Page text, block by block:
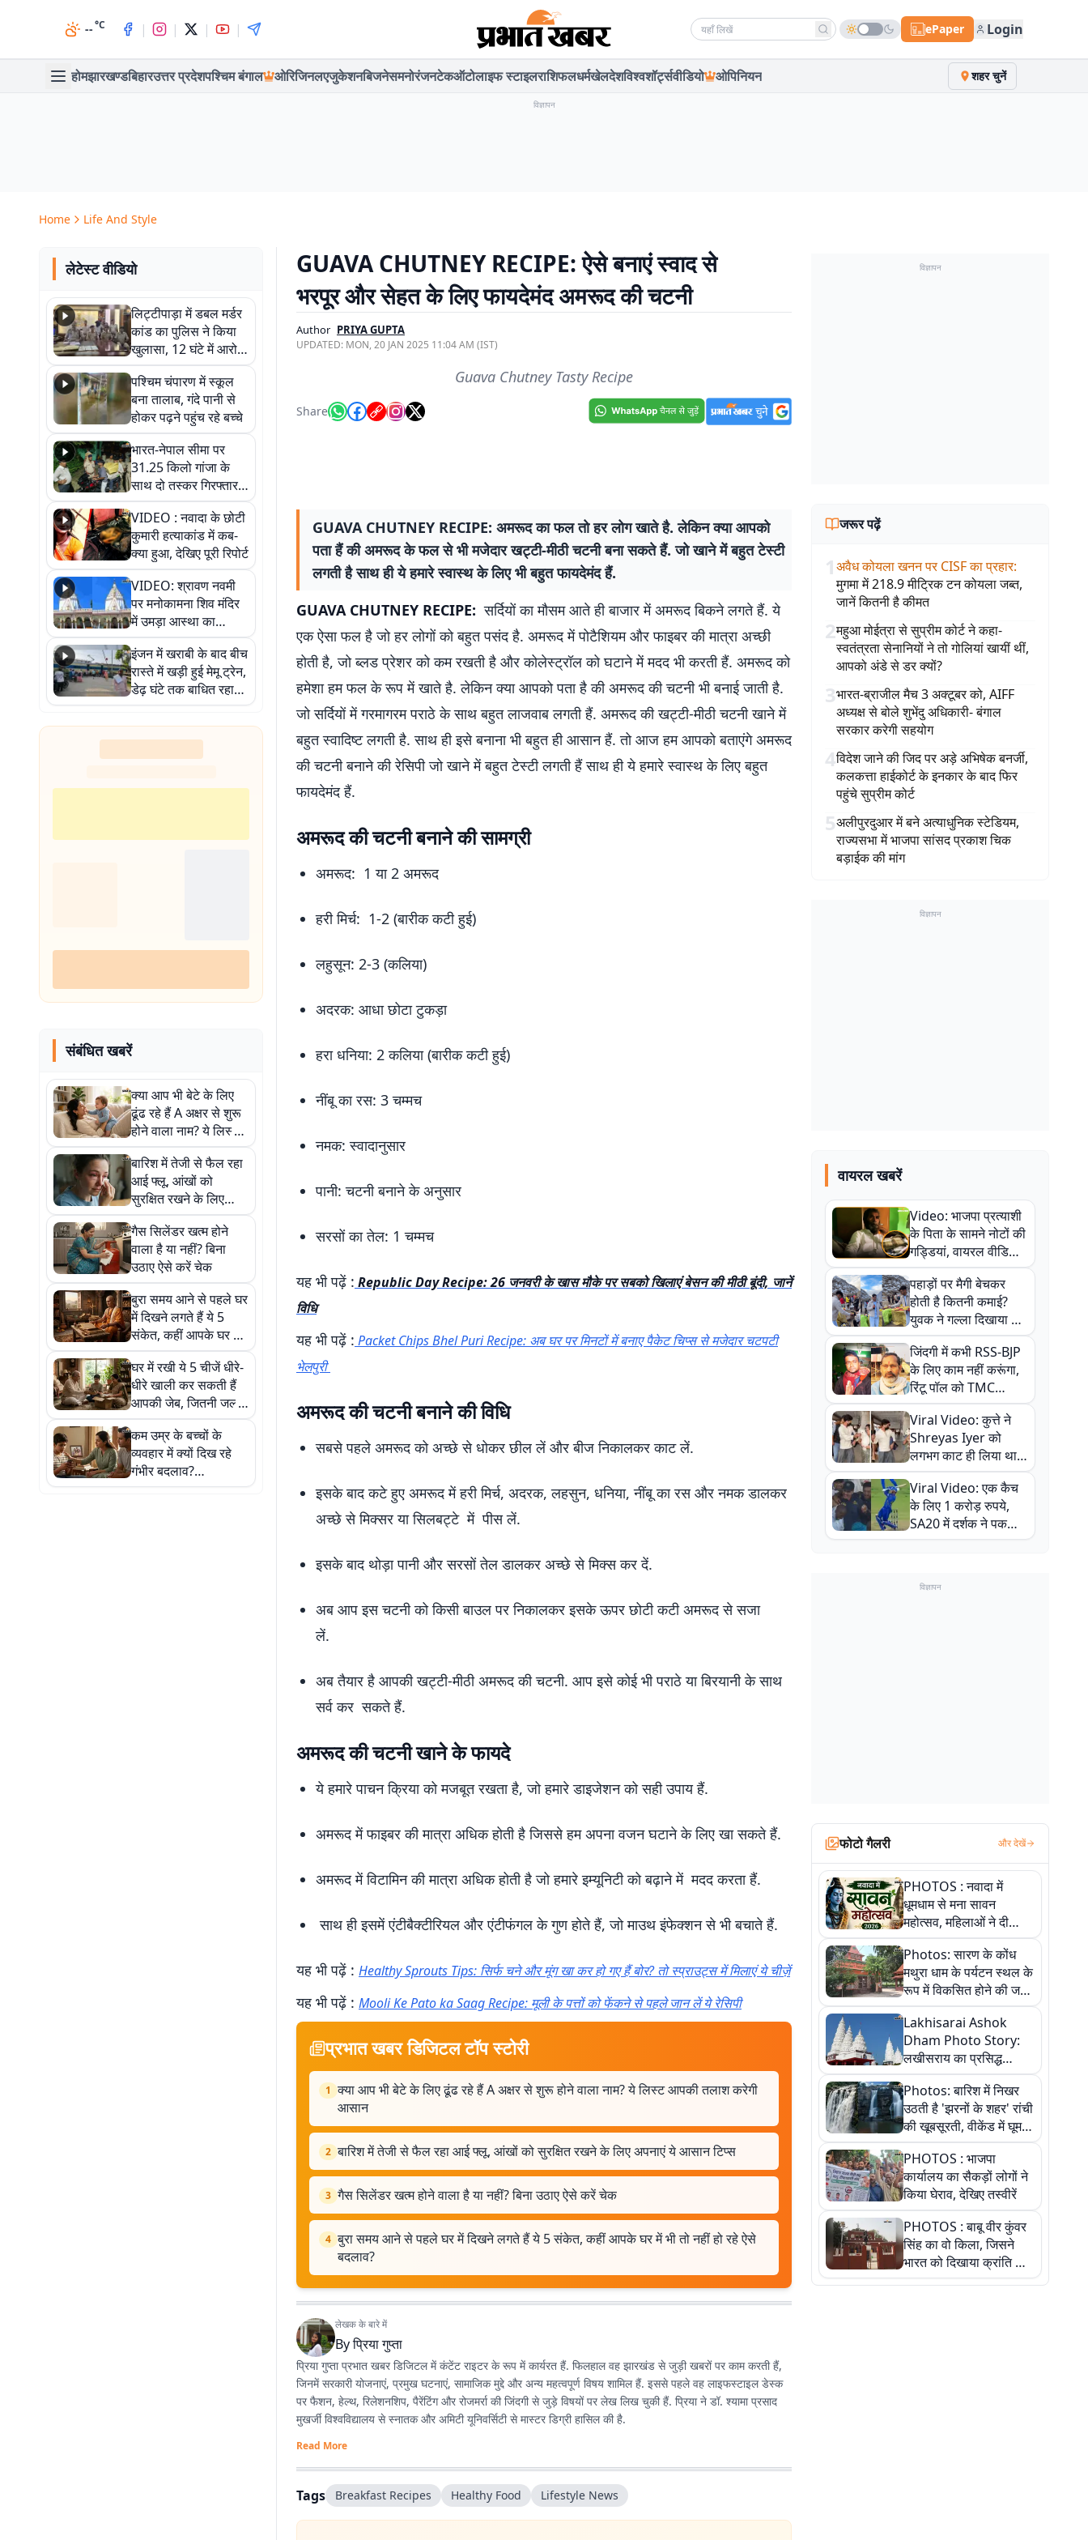
--°C | | | | Search news ePaper Login
होमझारखण्डबिहारउत्तर प्रदेशपश्चिम बंगाल ओरिजिनलएजुकेशनबिजनेसमनोरंजनटेकऑटोलाइफ स्टाइलराशिफलधर्मखेलदेशविश्वशॉर्ट्सवीडियो ओपिनियन शहर चुनें
विज्ञापन
Home Life And Style
लेटेस्ट वीडियो
लिट्टीपाड़ा में डबल मर्डर
कांड का पुलिस ने किया
खुलासा, 12 घंटे में आरोपी
गिरफ्तार
पश्चिम चंपारण में स्कूल
बना तालाब, गंदे पानी से
होकर पढ़ने पहुंच रहे बच्चे
भारत-नेपाल सीमा पर
31.25 किलो गांजा के
साथ दो तस्कर गिरफ्तार,
नेपाली नंबर की बाइक
जब्त
VIDEO : नवादा के छोटी
कुमारी हत्याकांड में कब-
क्या हुआ, देखिए पूरी रिपोर्ट
VIDEO: श्रावण नवमी
पर मनोकामना शिव मंदिर
में उमड़ा आस्था का
सैलाब, हर-हर महादेव के
जयघोष से गूंजा परिसर
इंजन में खराबी के बाद बीच
रास्ते में खड़ी हुई मेमू ट्रेन,
डेढ़ घंटे तक बाधित रहा
आवागमन
संबंधित खबरें
क्या आप भी बेटे के लिए
ढूंढ रहे हैं A अक्षर से शुरू
होने वाला नाम? ये लिस्ट
आपकी तलाश करेगी
आसान
बारिश में तेजी से फैल रहा
आई फ्लू, आंखों को
सुरक्षित रखने के लिए
अपनाएं ये आसान टिप्स
गैस सिलेंडर खत्म होने
वाला है या नहीं? बिना
उठाए ऐसे करें चेक
बुरा समय आने से पहले घर
में दिखने लगते हैं ये 5
संकेत, कहीं आपके घर में
भी तो नहीं हो रहे ऐसे
बदलाव?
घर में रखी ये 5 चीजें धीरे-
धीरे खाली कर सकती हैं
आपकी जेब, जितनी जल्दी
हो सके कर दें घर से बाहर
कम उम्र के बच्चों के
व्यवहार में क्यों दिख रहे
गंभीर बदलाव?
साइकोलॉजिस्ट ने बताई
GUAVA CHUTNEY RECIPE: ऐसे बनाएं स्वाद से
भरपूर और सेहत के लिए फायदेमंद अमरूद की चटनी
Author PRIYA GUPTA
UPDATED: MON, 20 JAN 2025 11:04 AM (IST)
Guava Chutney Tasty Recipe
Share
GUAVA CHUTNEY RECIPE: अमरूद का फल तो हर लोग खाते है. लेकिन क्या आपको
पता हैं की अमरूद के फल से भी मजेदार खट्टी-मीठी चटनी बना सकते हैं. जो खाने में बहुत टेस्टी
लगती है साथ ही ये हमारे स्वास्थ के लिए भी बहुत फायदेमंद हैं.
GUAVA CHUTNEY RECIPE: सर्दियों का मौसम आते ही बाजार में अमरूद बिकने लगते हैं. ये
एक ऐसा फल है जो हर लोगों को बहुत पसंद है. अमरूद में पोटैशियम और फाइबर की मात्रा अच्छी
होती है, जो ब्लड प्रेशर को कम रखती है और कोलेस्ट्रॉल को घटाने में मदद भी करती हैं. अमरूद को
हमेशा हम फल के रूप में खाते है. लेकिन क्या आपको पता है की अमरूद की चटनी भी बनाई जाती है.
जो सर्दियों में गरमागरम पराठे के साथ बहुत लाजवाब लगती हैं. अमरूद की खट्टी-मीठी चटनी खाने में
बहुत स्वादिष्ट लगती है. साथ ही इसे बनाना भी बहुत ही आसान हैं. तो आज हम आपको बताएंगे अमरूद
की चटनी बनाने की रेसिपी जो खाने में बहुत टेस्टी लगती हैं साथ ही ये हमारे स्वास्थ के लिए बहुत
फायदेमंद हैं.
अमरूद की चटनी बनाने की सामग्री
अमरूद: 1 या 2 अमरूद
हरी मिर्च: 1-2 (बारीक कटी हुई)
लहुसून: 2-3 (कलिया)
अदरक: आधा छोटा टुकड़ा
हरा धनिया: 2 कलिया (बारीक कटी हुई)
नींबू का रस: 3 चम्मच
नमक: स्वादानुसार
पानी: चटनी बनाने के अनुसार
सरसों का तेल: 1 चम्मच
यह भी पढ़ें : Republic Day Recipe: 26 जनवरी के खास मौके पर सबको खिलाएं बेसन की मीठी बूंदी, जानें
विधि
यह भी पढ़ें : Packet Chips Bhel Puri Recipe: अब घर पर मिनटों में बनाए पैकेट चिप्स से मजेदार चटपटी
भेलपुरी
अमरूद की चटनी बनाने की विधि
सबसे पहले अमरूद को अच्छे से धोकर छील लें और बीज निकालकर काट लें.
इसके बाद कटे हुए अमरूद में हरी मिर्च, अदरक, लहसुन, धनिया, नींबू का रस और नमक डालकर
अच्छे से मिक्सर या सिलबट्टे में पीस लें.
इसके बाद थोड़ा पानी और सरसों तेल डालकर अच्छे से मिक्स कर दें.
अब आप इस चटनी को किसी बाउल पर निकालकर इसके ऊपर छोटी कटी अमरूद से सजा
लें.
अब तैयार है आपकी खट्टी-मीठी अमरूद की चटनी. आप इसे कोई भी पराठे या बिरयानी के साथ
सर्व कर सकते हैं.
अमरूद की चटनी खाने के फायदे
ये हमारे पाचन क्रिया को मजबूत रखता है, जो हमारे डाइजेशन को सही उपाय हैं.
अमरूद में फाइबर की मात्रा अधिक होती है जिससे हम अपना वजन घटाने के लिए खा सकते हैं.
अमरूद में विटामिन की मात्रा अधिक होती है जो हमारे इम्यूनिटी को बढ़ाने में मदद करता हैं.
साथ ही इसमें एंटीबैक्टीरियल और एंटीफंगल के गुण होते हैं, जो माउथ इंफेक्शन से भी बचाते हैं.
यह भी पढ़ें : Healthy Sprouts Tips: सिर्फ चने और मूंग खा कर हो गए हैं बोर? तो स्प्राउट्स में मिलाएं ये चीज़ें
यह भी पढ़ें : Mooli Ke Pato ka Saag Recipe: मूली के पत्तों को फेंकने से पहले जान लें ये रेसिपी
प्रभात खबर डिजिटल टॉप स्टोरी
1 क्या आप भी बेटे के लिए ढूंढ रहे हैं A अक्षर से शुरू होने वाला नाम? ये लिस्ट आपकी तलाश करेगी
आसान
2 बारिश में तेजी से फैल रहा आई फ्लू, आंखों को सुरक्षित रखने के लिए अपनाएं ये आसान टिप्स
3 गैस सिलेंडर खत्म होने वाला है या नहीं? बिना उठाए ऐसे करें चेक
4 बुरा समय आने से पहले घर में दिखने लगते हैं ये 5 संकेत, कहीं आपके घर में भी तो नहीं हो रहे ऐसे
बदलाव?
लेखक के बारे में
Byप्रिया गुप्ता
प्रिया गुप्ता प्रभात खबर डिजिटल में कंटेंट राइटर के रूप में कार्यरत हैं. फिलहाल वह झारखंड से जुड़ी खबरों पर काम करती हैं,
जिनमें सरकारी योजनाएं, प्रमुख घटनाएं, सामाजिक मुद्दे और अन्य महत्वपूर्ण विषय शामिल हैं. इससे पहले वह लाइफस्टाइल डेस्क
पर फैशन, हेल्थ, रिलेशनशिप, पैरेंटिंग और रोजमर्रा की जिंदगी से जुड़े विषयों पर लेख लिख चुकी हैं. प्रिया ने डॉ. श्यामा प्रसाद
मुखर्जी विश्वविद्यालय से स्नातक और अमिटी यूनिवर्सिटी से मास्टर डिग्री हासिल की है.
Read More
Tags Breakfast Recipes Healthy Food Lifestyle News
विज्ञापन
जरूर पढ़ें
1अवैध कोयला खनन पर CISF का प्रहार:
मुगमा में 218.9 मीट्रिक टन कोयला जब्त,
जानें कितनी है कीमत
2महुआ मोईत्रा से सुप्रीम कोर्ट ने कहा-
स्वतंत्रता सेनानियों ने तो गोलियां खायीं थीं,
आपको अंडे से डर क्यों?
3भारत-ब्राजील मैच 3 अक्टूबर को, AIFF
अध्यक्ष से बोले शुभेंदु अधिकारी- बंगाल
सरकार करेगी सहयोग
4विदेश जाने की जिद पर अड़े अभिषेक बनर्जी,
कलकत्ता हाईकोर्ट के इनकार के बाद फिर
पहुंचे सुप्रीम कोर्ट
5अलीपुरदुआर में बने अत्याधुनिक स्टेडियम,
राज्यसभा में भाजपा सांसद प्रकाश चिक
बड़ाईक की मांग
विज्ञापन
वायरल खबरें
Video: भाजपा प्रत्याशी
के पिता के सामने नोटों की
गड्डियां, वायरल वीडियो
से राजनीति में उबाल,
अजित महतो बोले- TMC
की गंदी चाल
पहाड़ों पर मैगी बेचकर
होती है कितनी कमाई?
युवक ने गल्ला दिखाया तो
नौकरी वालों के खड़े हो गए
कान
जिंदगी में कभी RSS-BJP
के लिए काम नहीं करूंगा,
रिंटू पॉल को TMC
ऑफिस में ले जाकर पीटा,
Video वायरल
Viral Video: कुत्ते ने
Shreyas Iyer को
लगभग काट ही लिया था,
न्यूजीलैंड सीरीज से पहले
बाल-बाल बचे
Viral Video: एक कैच
के लिए 1 करोड़ रुपये,
SA20 में दर्शक ने पकड़ा
एक हाथ से गजब का कैच
विज्ञापन
फोटो गैलरी और देखें
PHOTOS : नवादा में
धूमधाम से मना सावन
महोत्सव, महिलाओं ने दी
सांस्कृतिक प्रस्तुतियां
Photos: सारण के कोंध
मथुरा धाम के पर्यटन स्थल के
रूप में विकसित होने की जगी
आस, 9 तस्वीरों में देखें पूरी
कहानी
Lakhisarai Ashok
Dham Photo Story:
लखीसराय का प्रसिद्ध
अशोक धाम—आस्था,
श्रृंगार, अनुष्ठान और
अलौकिक संध्या आरती के
विहंगम दृश्य
Photos: बारिश में निखर
उठती है 'झरनों के शहर' रांची
की खूबसूरती, वीकेंड में घूम
आएं ये 5 वादियां
PHOTOS : भाजपा
कार्यालय का सैकड़ों लोगों ने
किया घेराव, देखिए तस्वीरें
PHOTOS : बाबू वीर कुंवर
सिंह का वो किला, जिसने
भारत को दिखाया क्रांति का
रास्ता: तस्वीरों में देखिए